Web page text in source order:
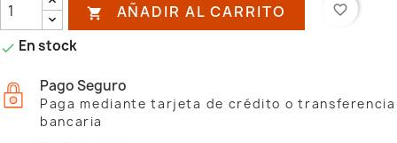
 AÑADIR AL CARRITO favorite_border
 En stock
Pago Seguro
Paga mediante tarjeta de crédito o transferencia
bancaria